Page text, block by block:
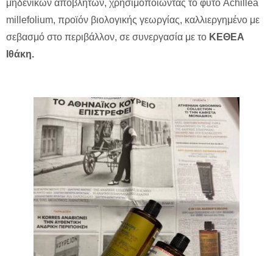
μηδενικών αποβλήτων, χρησιμοποιώντας το φυτό Achillea
millefolium, προϊόν βιολογικής γεωργίας, καλλιεργημένο με
σεβασμό στο περιβάλλον, σε συνεργασία με το ΚΕΘΕΑ
Ιθάκη.